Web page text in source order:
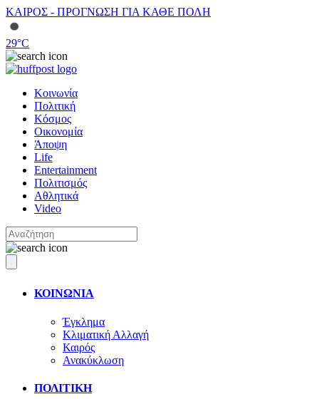
ΚΑΙΡΟΣ - ΠΡΟΓΝΩΣΗ ΓΙΑ ΚΑΘΕ ΠΟΛΗ
29°C
Κοινωνία
Πολιτική
Κόσμος
Οικονομία
Άποψη
Life
Entertainment
Πολιτισμός
Αθλητικά
Video
ΚΟΙΝΩΝΙΑ
Έγκλημα
Κλιματική Αλλαγή
Καιρός
Ανακύκλωση
ΠΟΛΙΤΙΚΗ